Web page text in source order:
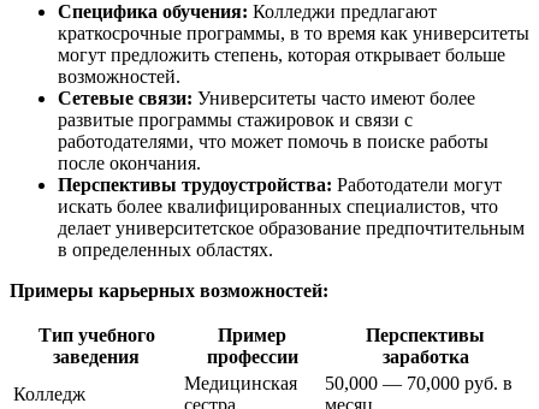
Специфика обучения: Колледжи предлагают
краткосрочные программы, в то время как университеты
могут предложить степень, которая открывает больше
возможностей.
Сетевые связи: Университеты часто имеют более
развитые программы стажировок и связи с
работодателями, что может помочь в поиске работы
после окончания.
Перспективы трудоустройства: Работодатели могут
искать более квалифицированных специалистов, что
делает университетское образование предпочтительным
в определенных областях.
Примеры карьерных возможностей:
Тип учебного
заведения
Пример
профессии
Перспективы
заработка
Колледж
Медицинская
50,000 — 70,000 руб. в